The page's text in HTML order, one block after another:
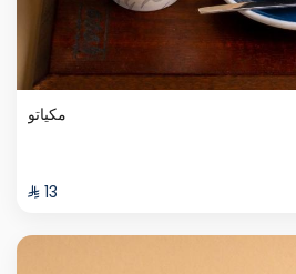
مكياتو
⁨⁦‪‬ 13⁩